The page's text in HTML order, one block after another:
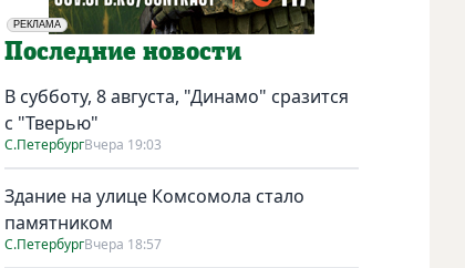
РЕКЛАМА
Социальная реклама
Последние новости
В субботу, 8 августа, "Динамо" сразится
с "Тверью"
С.ПетербургВчера 19:03
Здание на улице Комсомола стало
памятником
С.ПетербургВчера 18:57